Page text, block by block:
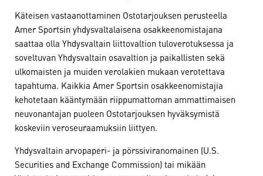
Käteisen vastaanottaminen Ostotarjouksen perusteella
Amer Sportsin yhdysvaltalaisena osakkeenomistajana
saattaa olla Yhdysvaltain liittovaltion tuloverotuksessa ja
soveltuvan Yhdysvaltain osavaltion ja paikallisten sekä
ulkomaisten ja muiden verolakien mukaan verotettava
tapahtuma. Kaikkia Amer Sportsin osakkeenomistajia
kehotetaan kääntymään riippumattoman ammattimaisen
neuvonantajan puoleen Ostotarjouksen hyväksymistä
koskeviin veroseuraamuksiin liittyen.
Yhdysvaltain arvopaperi- ja pörssiviranomainen (U.S.
Securities and Exchange Commission) tai mikään